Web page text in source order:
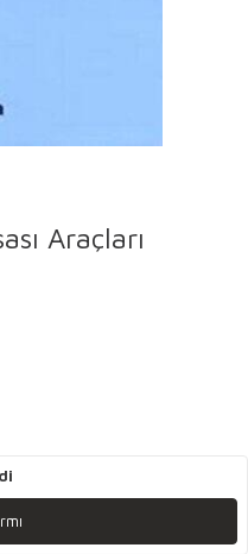
Araçları